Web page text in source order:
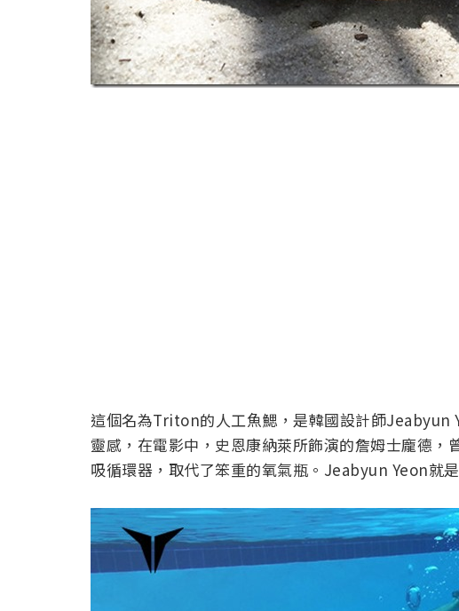
這個名為Triton的人工魚鰓，是韓國設計師Jeabyun
靈感，在電影中，史恩康納萊所飾演的詹姆士龐德
吸循環器，取代了笨重的氧氣瓶。Jeabyun Yeon就